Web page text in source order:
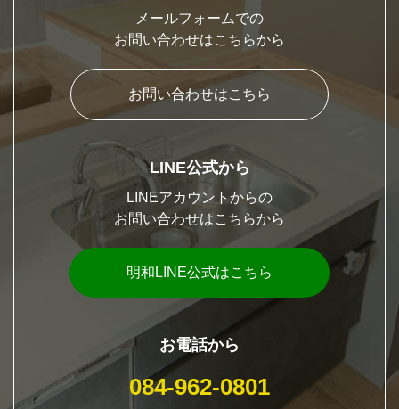
メールフォームでの
お問い合わせはこちらから
お問い合わせはこちら
LINE公式から
LINEアカウントからの
お問い合わせはこちらから
明和LINE公式はこちら
お電話から
084-962-0801